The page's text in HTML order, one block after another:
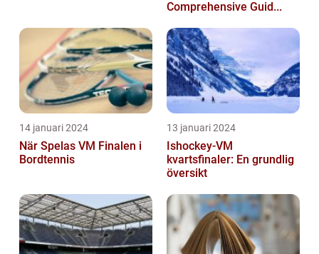
Comprehensive Guid...
14 januari 2024
När Spelas VM Finalen i
Bordtennis
13 januari 2024
Ishockey-VM
kvartsfinaler: En grundlig
översikt